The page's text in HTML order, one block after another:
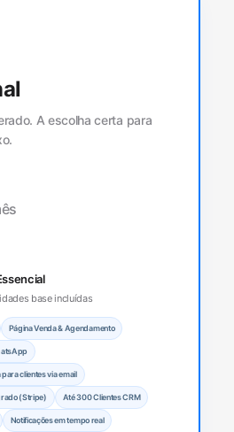
A escolha certa para
base incluídas
Página Venda & Agendamento
clientes via email
(Stripe) Até 300 Clientes CRM
Notificações em tempo real